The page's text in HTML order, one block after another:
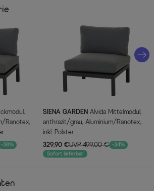
Ranotex,
-38%
SIENA GARDEN
anthrazit/grau, Aluminium/Ranotex,
inkl. Polster
329,90 €UVP 499,00 € -34%
Sofort lieferbar